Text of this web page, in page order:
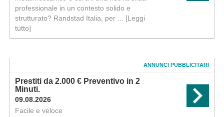
professionale in un contesto solido e
strutturato? Randstad Italia, per ... [Leggi
tutto]
ANNUNCI PUBBLICITARI
Prestiti da 2.000 € Preventivo in 2
Minuti.
09.08.2026
Facile e veloce